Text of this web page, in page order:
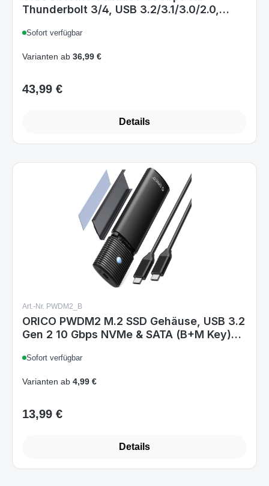
Thunderbolt 3/4, USB 3.2/3.1/3.0/2.0,
2280 M-Key (B+M Key) SSD, Aluminium
M224GY 40Gbps Grau
Sofort verfügbar
Varianten ab 36,99 €
Regulärer Preis:
43,99 €
Details
Art.-Nr. PWDM2_B
ORICO PWDM2 M.2 SSD Gehäuse, USB 3.2
Gen 2 10 Gbps NVMe & SATA (B+M Key)
TRIM, Werkzeuglos, Schwarz
Sofort verfügbar
Varianten ab 4,99 €
Regulärer Preis:
13,99 €
Details